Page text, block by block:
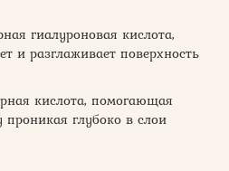
гиалуроновая кислота,
и разглаживает поверхность
кислота, помогающая
проникая глубоко в слои